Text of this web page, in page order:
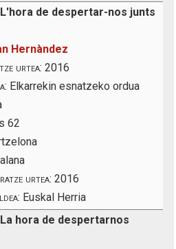
L'hora de despertar-nos junts
Hernàndez
urtea: 2016
Elkarrekin esnatzeko ordua
62
urtea: 2016
Euskal Herria
La hora de despertarnos